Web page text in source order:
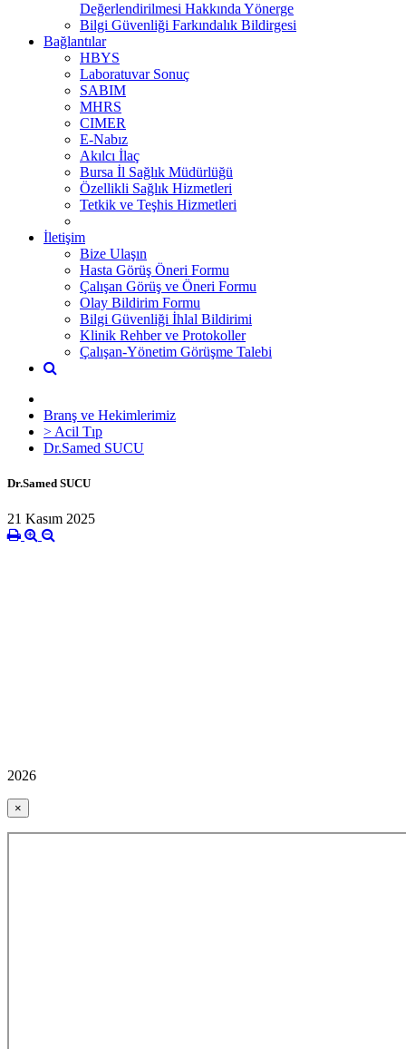
Değerlendirilmesi Hakkında Yönerge
Bilgi Güvenliği Farkındalık Bildirgesi
Bağlantılar
HBYS
Laboratuvar Sonuç
SABIM
MHRS
CIMER
E-Nabız
Akılcı İlaç
Bursa İl Sağlık Müdürlüğü
Özellikli Sağlık Hizmetleri
Tetkik ve Teşhis Hizmetleri
İletişim
Bize Ulaşın
Hasta Görüş Öneri Formu
Çalışan Görüş ve Öneri Formu
Olay Bildirim Formu
Bilgi Güvenliği İhlal Bildirimi
Klinik Rehber ve Protokoller
Çalışan-Yönetim Görüşme Talebi
Branş ve Hekimlerimiz
> Acil Tıp
Dr.Samed SUCU
Dr.Samed SUCU
21 Kasım 2025
2026
×